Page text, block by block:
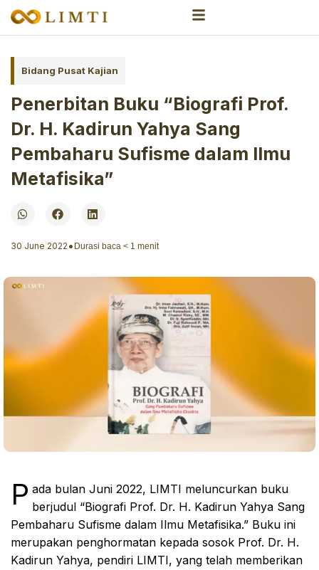
Bidang Pusat Kajian
Penerbitan Buku “Biografi Prof.
Dr. H. Kadirun Yahya Sang
Pembaharu Sufisme dalam Ilmu
Metafisika”
30 June 2022 • Durasi baca < 1 menit
P ada bulan Juni 2022, LIMTI meluncurkan buku
berjudul “Biografi Prof. Dr. H. Kadirun Yahya Sang
Pembaharu Sufisme dalam Ilmu Metafisika.” Buku ini
merupakan penghormatan kepada sosok Prof. Dr. H.
Kadirun Yahya, pendiri LIMTI, yang telah memberikan